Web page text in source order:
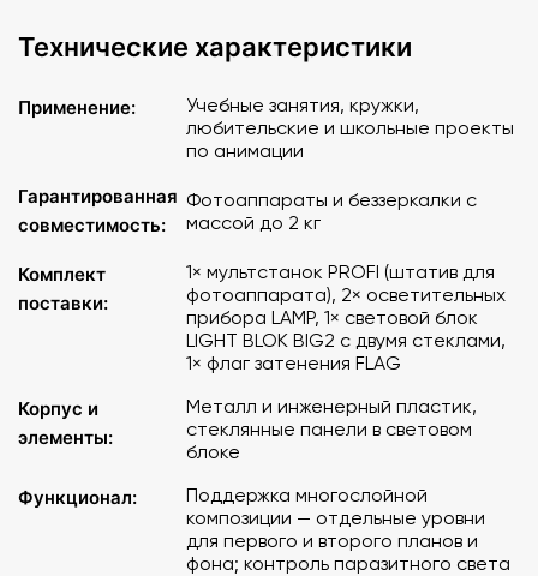
Технические характеристики
Применение:
Учебные занятия, кружки,
любительские и школьные проекты
по анимации
Гарантированная
совместимость:
Фотоаппараты и беззеркалки с
массой до 2 кг
Комплект
поставки:
1× мультстанок PROFI (штатив для
фотоаппарата), 2× осветительных
прибора LAMP, 1× световой блок
LIGHT BLOK BIG2 с двумя стеклами,
1× флаг затенения FLAG
Корпус и
элементы:
Металл и инженерный пластик,
стеклянные панели в световом
блоке
Функционал:
Поддержка многослойной
композиции — отдельные уровни
для первого и второго планов и
фона; контроль паразитного света